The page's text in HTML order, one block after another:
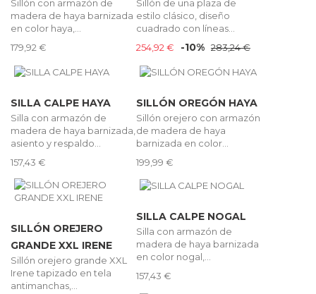
Sillón con armazón de
madera de haya barnizada
en color haya,...
179,92 €
Sillón de una plaza de
estilo clásico, diseño
cuadrado con líneas...
254,92 €
-10% 283,24 €
SILLA CALPE HAYA
Silla con armazón de
madera de haya barnizada,
asiento y respaldo...
157,43 €
SILLÓN OREGÓN HAYA
Sillón orejero con armazón
de madera de haya
barnizada en color...
199,99 €
SILLÓN OREJERO
GRANDE XXL IRENE
Sillón orejero grande XXL
Irene tapizado en tela
antimanchas,...
SILLA CALPE NOGAL
Silla con armazón de
madera de haya barnizada
en color nogal,...
157,43 €